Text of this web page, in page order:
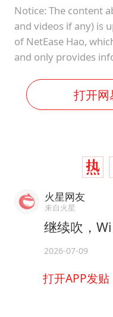
Notice: The content
and videos if any) is
of NetEase Hao,
and only provides
打开网
火星网友
来自火星
继续吹，
2026-07-09
打开APP发贴